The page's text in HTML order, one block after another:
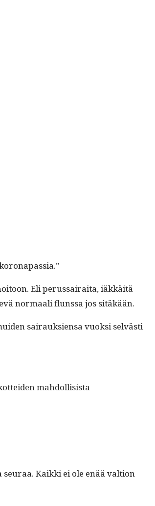
Eli perus­sairai­ta, iäkkäitä
nor­maali flun­ssa jos sitäkään.
sairauk­sien­sa vuok­si selvästi
mah­dol­li­sista
Kaik­ki ei ole enää val­tion